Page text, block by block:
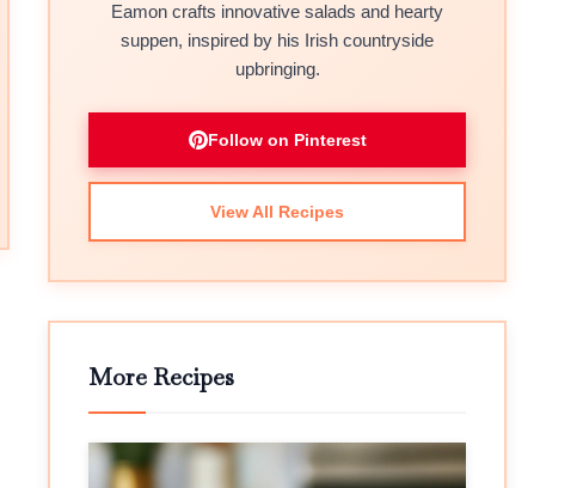
Eamon crafts innovative salads and hearty
suppen, inspired by his Irish countryside
upbringing.
Follow on Pinterest
View All Recipes
More Recipes